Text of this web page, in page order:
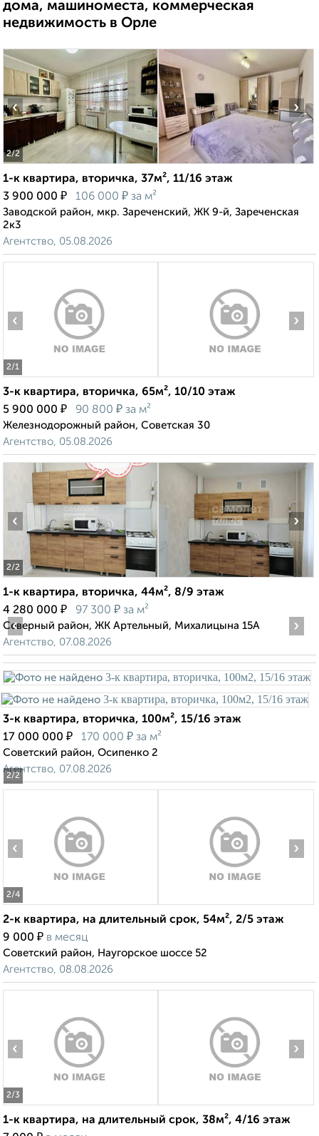
дома, машиноместа, коммерческая
недвижимость в Орле
2/2
‹ ›
1-к квартира, вторичка, 37м², 11/16 этаж
3 900 000 ₽ 106 000 ₽ за м²
Заводской район, мкр. Зареченский, ЖК 9-й, Зареченская
2к3
Агентство, 05.08.2026
2/1
‹ ›
3-к квартира, вторичка, 65м², 10/10 этаж
5 900 000 ₽ 90 800 ₽ за м²
Железнодорожный район, Советская 30
Агентство, 05.08.2026
2/2
‹ ›
1-к квартира, вторичка, 44м², 8/9 этаж
4 280 000 ₽ 97 300 ₽ за м²
Северный район, ЖК Артельный, Михалицына 15А
Агентство, 07.08.2026
2/2
‹ ›
3-к квартира, вторичка, 100м², 15/16 этаж
17 000 000 ₽ 170 000 ₽ за м²
Советский район, Осипенко 2
Агентство, 07.08.2026
2/4
‹ ›
2-к квартира, на длительный срок, 54м², 2/5 этаж
9 000 ₽ в месяц
Советский район, Наугорское шоссе 52
Агентство, 08.08.2026
2/3
‹ ›
1-к квартира, на длительный срок, 38м², 4/16 этаж